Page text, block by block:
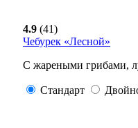
4.9 (41)
Чебурек «Лесной»
С жареными грибами,
Стандарт